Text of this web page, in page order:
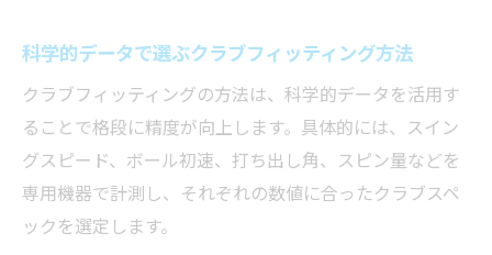
科学的データで選ぶクラブフィッティング方法
クラブフィッティングの方法は、科学的データを活用す
ることで格段に精度が向上します。具体的には、スイン
グスピード、ボール初速、打ち出し角、スピン量などを
専用機器で計測し、それぞれの数値に合ったクラブスペ
ックを選定します。